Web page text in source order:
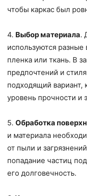
чтобы каркас был
4. Выбор материала.
используются
пленка или ткань. В
предпочтений и
подходящий
уровень прочности и
5. Обработка
и материала
от пыли и
попадание частиц
его долговечность.